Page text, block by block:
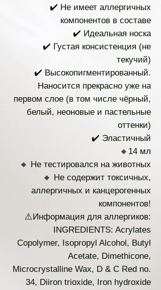
✔️ Не имеет аллергичных
компонентов в составе
✔️ Идеальная носка
✔️ Густая консистенция (не
текучий)
✔️ Высокопигментированный.
Наносится прекрасно уже на
первом слое (в том числе чёрный,
белый, неоновые и пастельные
оттенки)
✔️ Эластичный
🔸14 мл
🔸 Не тестировался на животных
🔸 Не содержит токсичных,
аллергичных и канцерогенных
компонентов!
⚠️Информация для аллергиков:
INGREDIENTS: Acrylates
Copolymer, Isopropyl Alcohol, Butyl
Acetate, Dimethicone,
Microcrystalline Wax, D & C Red no.
34, Diiron trioxide, Iron hydroxide